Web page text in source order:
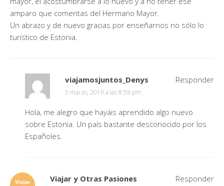
amparo que comentas del Hermano Mayor.
Un abrazo y de nuevo gracias por enseñarnos no sólo lo
turístico de Estonia.
viajamosjuntos_Denys
5 marzo, 2019 a las 8:59 pm
Hola, me alegro que hayáis aprendido algo nuevo
sobre Estonia. Un país bastante desconocido por los
Españoles.
Responder
Viajar y Otras Pasiones Responder